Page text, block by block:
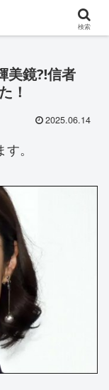
美鏡⁈信者
！
2025.06.14
。
検索